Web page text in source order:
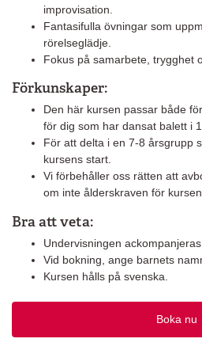
improvisation.
Fantasifulla övningar som
rörelseglädje.
Fokus på samarbete, trygghet
Förkunskaper:
Den här kursen passar både
för dig som har dansat balett i
För att delta i en 7-8 årsgrupp
kursens start.
Vi förbehåller oss rätten att
om inte ålderskraven för
Bra att veta:
Undervisningen
Vid bokning, ange barnets
Kursen hålls på svenska.
Boka nu